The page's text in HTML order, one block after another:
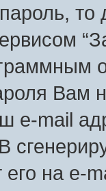
то
Вам
e-mail
на e-